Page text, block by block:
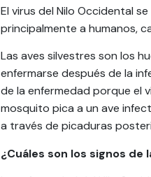
El virus del Nilo Occidental
principalmente a humanos,
Las aves silvestres son los
enfermarse después de la
de la enfermedad porque el
mosquito pica a un ave
a través de picaduras
¿Cuáles son los signos